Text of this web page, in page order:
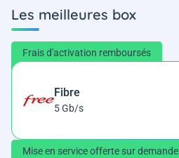
Les meilleures box
Frais d'activation remboursés
Fibre
5 Gb/s
Mise en service offerte sur demande